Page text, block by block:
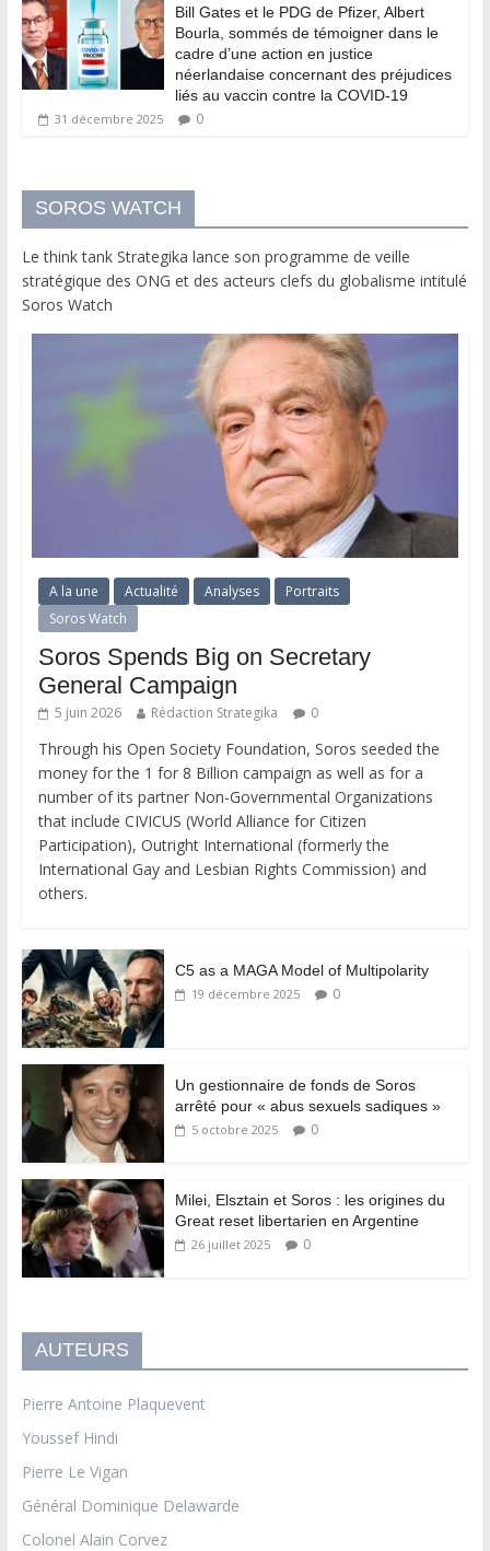
Bill Gates et le PDG de Pfizer, Albert
Bourla, sommés de témoigner dans le
cadre d’une action en justice
néerlandaise concernant des préjudices
liés au vaccin contre la COVID-19
31 décembre 2025 0
SOROS WATCH
Le think tank Strategika lance son programme de veille
stratégique des ONG et des acteurs clefs du globalisme intitulé
Soros Watch
A la une Actualité Analyses
Portraits
Soros Watch
Soros Spends Big on Secretary
General Campaign
5 juin 2026 Rédaction Strategika 0
Through his Open Society Foundation, Soros seeded the
money for the 1 for 8 Billion campaign as well as for a
number of its partner Non-Governmental Organizations
that include CIVICUS (World Alliance for Citizen
Participation), Outright International (formerly the
International Gay and Lesbian Rights Commission) and
others.
C5 as a MAGA Model of Multipolarity
19 décembre 2025 0
Un gestionnaire de fonds de Soros
arrêté pour « abus sexuels sadiques »
5 octobre 2025 0
Milei, Elsztain et Soros : les origines du
Great reset libertarien en Argentine
26 juillet 2025 0
AUTEURS
Pierre Antoine Plaquevent
Youssef Hindi
Pierre Le Vigan
Général Dominique Delawarde
Colonel Alain Corvez